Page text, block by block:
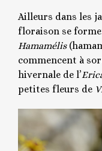
Ailleurs dans les
floraison se
Hamamélis
commencent à
hivernale de l’
petites fleurs de